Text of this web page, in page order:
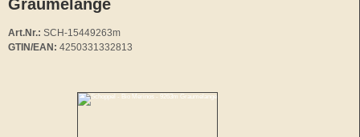
Graumelange
Art.Nr.: SCH-15449263m
GTIN/EAN: 4250331332813